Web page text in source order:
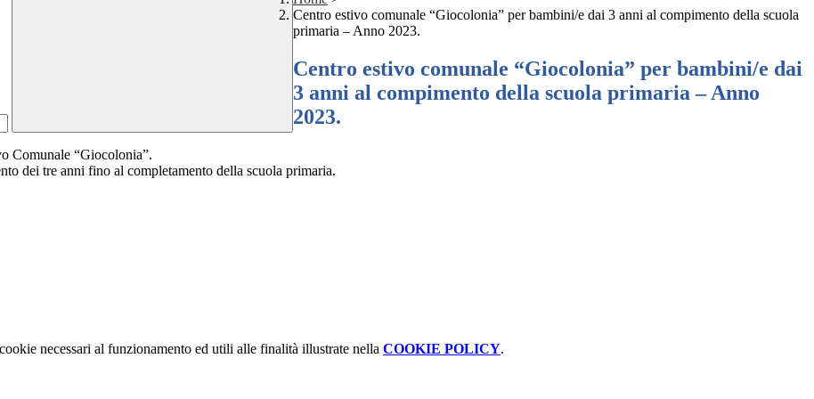
Centro estivo comunale “Giocolonia” per bambini/e dai 3 anni al compimento della scuola
primaria – Anno 2023.
Centro estivo comunale “Giocolonia” per bambini/e dai
3 anni al compimento della scuola primaria – Anno
2023.
Comunale “Giocolonia”.
dei tre anni fino al completamento della scuola primaria.
necessari al funzionamento ed utili alle finalità illustrate nella COOKIE POLICY.